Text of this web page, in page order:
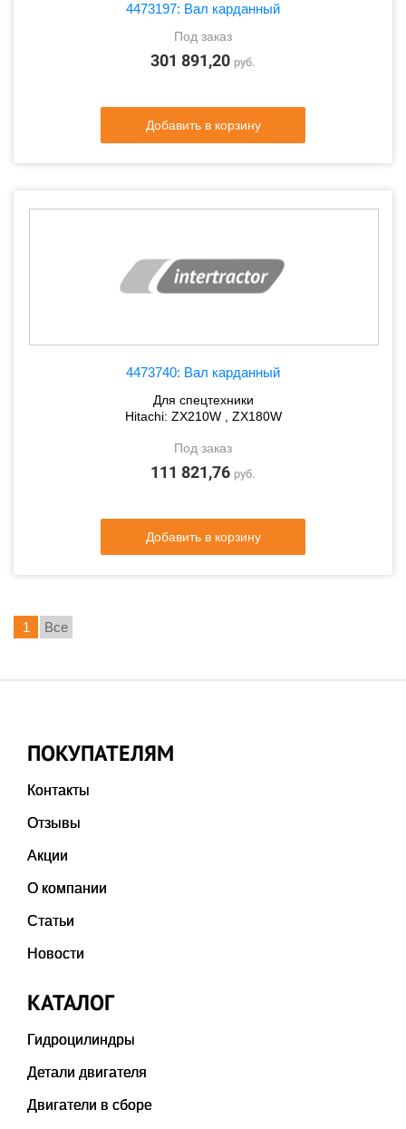
4473197: Вал карданный
Под заказ
301 891,20 руб.
Добавить в корзину
4473740: Вал карданный
Для спецтехники
Hitachi: ZX210W , ZX180W
Под заказ
111 821,76 руб.
Добавить в корзину
1 Все
ПОКУПАТЕЛЯМ
Контакты
Отзывы
Акции
О компании
Статьи
Новости
КАТАЛОГ
Гидроцилиндры
Детали двигателя
Двигатели в сборе